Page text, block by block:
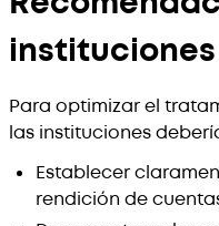
Para optimizar el
las instituciones
Establecer
rendición de